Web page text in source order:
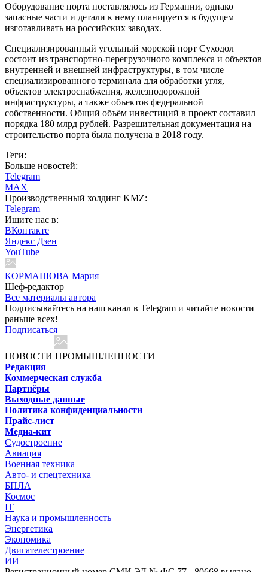
Оборудование порта поставлялось из Германии, однако
запасные части и детали к нему планируется в будущем
изготавливать на российских заводах.
Специализированный угольный морской порт Суходол
состоит из транспортно-перегрузочного комплекса и объектов
внутренней и внешней инфраструктуры, в том числе
специализированного терминала для обработки угля,
объектов электроснабжения, железнодорожной
инфраструктуры, а также объектов федеральной
собственности. Общий объём инвестиций в проект составил
порядка 180 млрд рублей. Разрешительная документация на
строительство порта была получена в 2018 году.
Теги:
Больше новостей:
Telegram
MAX
Производственный холдинг KMZ:
Telegram
Ищите нас в:
ВКонтакте
Яндекс Дзен
YouTube
КОРМАШОВА Мария
Шеф-редактор
Все материалы автора
Подписывайтесь на наш канал в Telegram и читайте новости
раньше всех!
Подписаться
НОВОСТИ ПРОМЫШЛЕННОСТИ
Редакция
Коммерческая служба
Партнёры
Выходные данные
Политика конфиденциальности
Прайс-лист
Медиа-кит
Судостроение
Авиация
Военная техника
Авто- и спецтехника
БПЛА
Космос
IT
Наука и промышленность
Энергетика
Экономика
Двигателестроение
ИИ